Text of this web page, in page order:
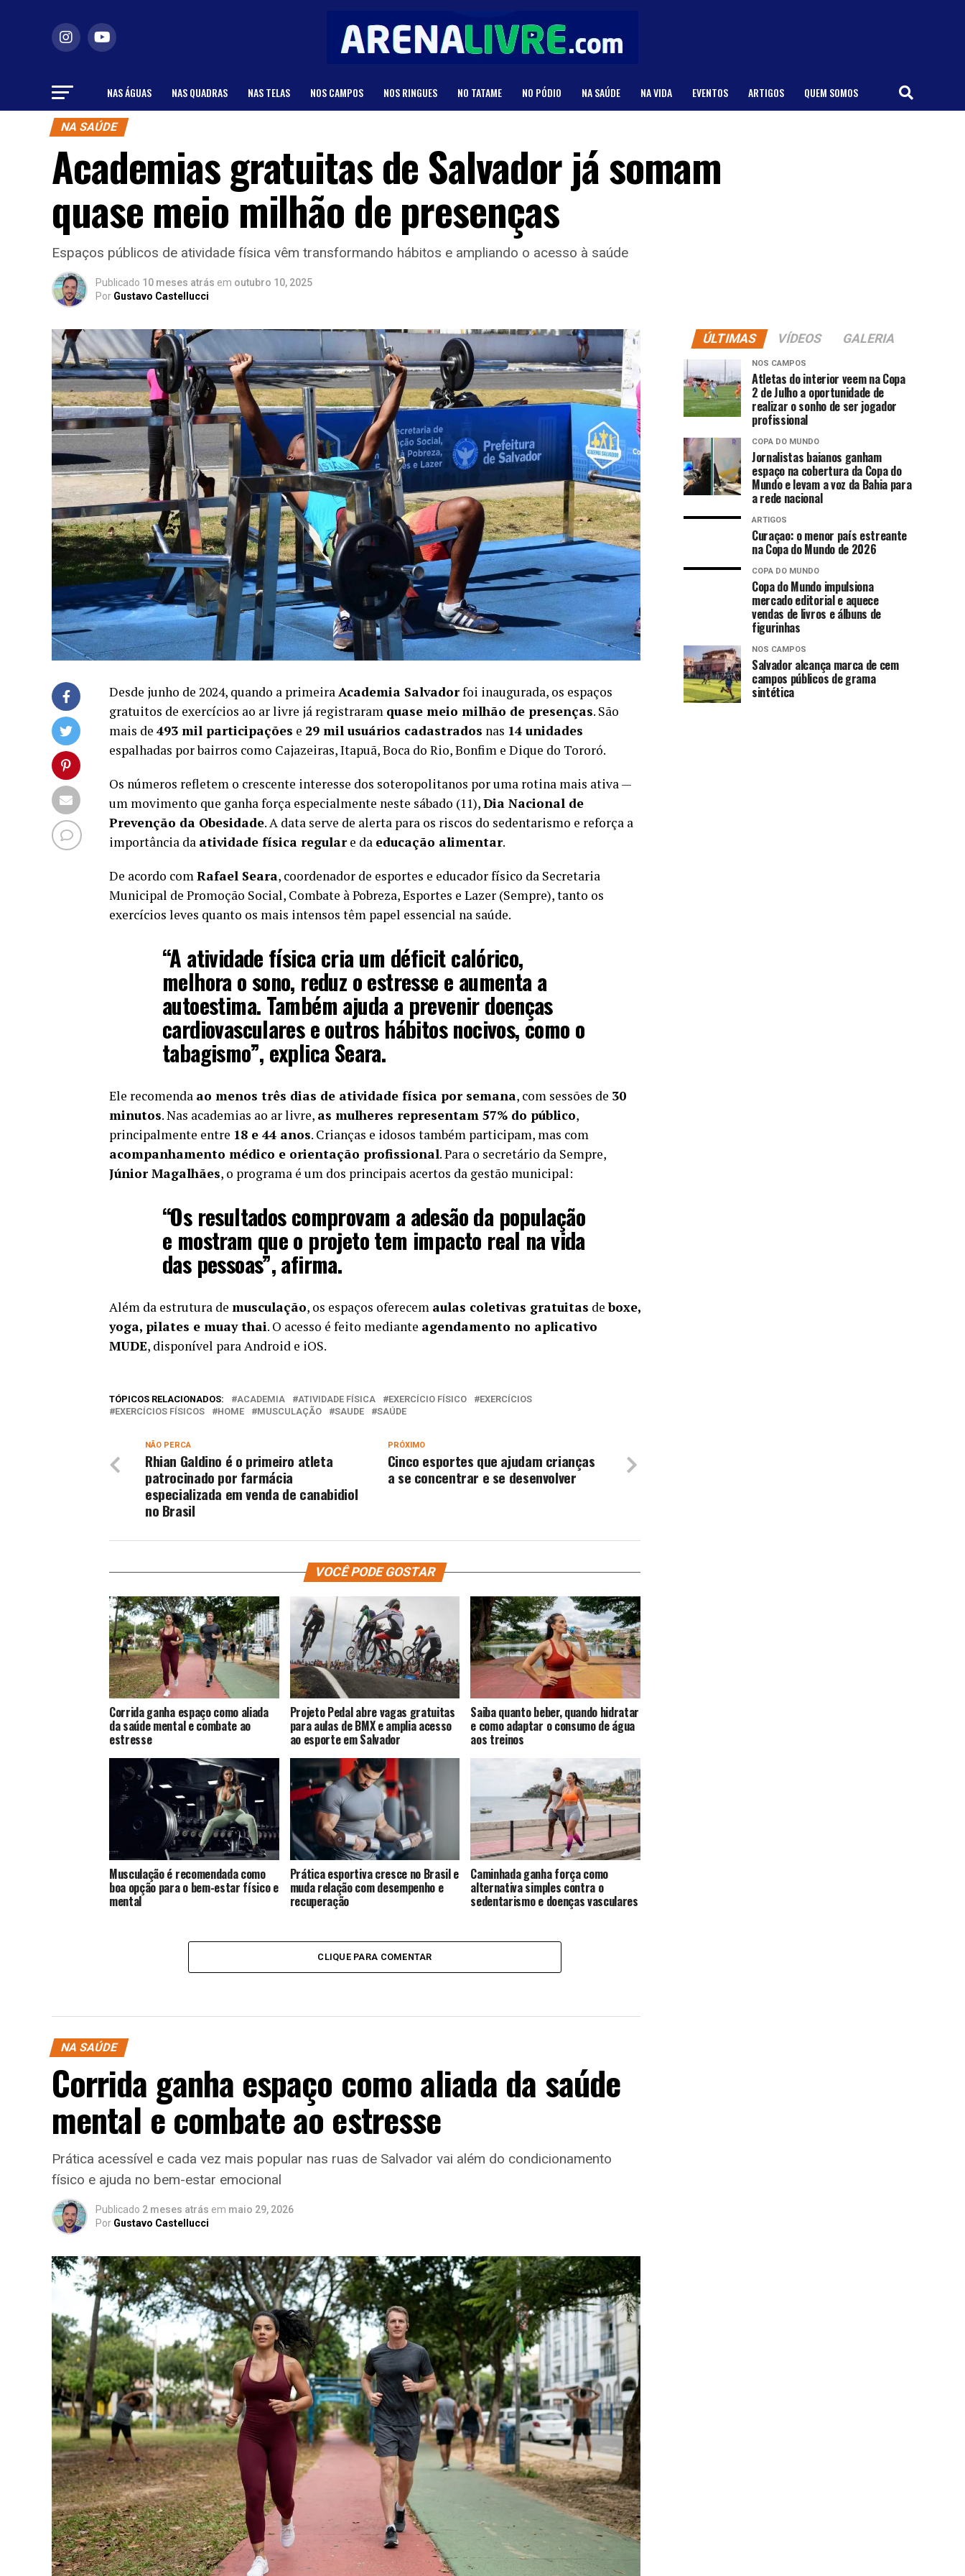
NAS ÁGUAS NAS QUADRAS NAS TELAS NOS CAMPOS NOS RINGUES NO TATAME NO PÓDIO NA SAÚDE NA VIDA EVENTOS ARTIGOS QUEM SOMOS
NA SAÚDE
Academias gratuitas de Salvador já somam
quase meio milhão de presenças
Espaços públicos de atividade física vêm transformando hábitos e ampliando o acesso à saúde
Publicado 10 meses atrás em outubro 10, 2025
Por Gustavo Castellucci
Desde junho de 2024, quando a primeiraAcademia Salvadorfoi inaugurada, os espaços
gratuitos de exercícios ao ar livre já registraram quase meio milhão de presenças. São
mais de 493 mil participações e 29 mil usuários cadastrados nas 14 unidades
espalhadas por bairros como Cajazeiras, Itapuã, Boca do Rio, Bonfim e Dique do Tororó.
Os números refletem o crescente interesse dos soteropolitanos por uma rotina mais ativa —
um movimento que ganha força especialmente neste sábado (11),Dia Nacional de
Prevenção da Obesidade. A data serve de alerta para os riscos do sedentarismo e reforça a
importância da atividade física regulare da educação alimentar.
De acordo comRafael Seara, coordenador de esportes e educador físico da Secretaria
Municipal de Promoção Social, Combate à Pobreza, Esportes e Lazer (Sempre), tanto os
exercícios leves quanto os mais intensos têm papel essencial na saúde.
“A atividade física cria um déficit calórico,
melhora o sono, reduz o estresse e aumenta a
autoestima. Também ajuda a prevenir doenças
cardiovasculares e outros hábitos nocivos, como o
tabagismo”, explica Seara.
Ele recomenda ao menos três dias de atividade física por semana, com sessões de 30
minutos. Nas academias ao ar livre, as mulheres representam 57% do público,
principalmente entre 18 e 44 anos. Crianças e idosos também participam, mas com
acompanhamento médico e orientação profissional. Para o secretário da Sempre,
Júnior Magalhães, o programa é um dos principais acertos da gestão municipal:
“Os resultados comprovam a adesão da população
e mostram que o projeto tem impacto real na vida
das pessoas”, afirma.
Além da estrutura de musculação, os espaços oferecem aulas coletivas gratuitas deboxe,
yoga, pilates e muay thai. O acesso é feito mediante agendamento no aplicativo
MUDE, disponível para Android e iOS.
TÓPICOS RELACIONADOS: ACADEMIA ATIVIDADE FÍSICA EXERCÍCIO FÍSICO
EXERCÍCIOS
EXERCÍCIOS FÍSICOS
HOME MUSCULAÇÃO SAUDE SAÚDE
PRÓXIMO
Cinco esportes que ajudam crianças
a se concentrar e se desenvolver
NÃO PERCA
Rhian Galdino é o primeiro atleta
patrocinado por farmácia
especializada em venda de canabidiol
no Brasil
VOCÊ PODE GOSTAR
Corrida ganha espaço como aliada
da saúde mental e combate ao
estresse
Projeto Pedal abre vagas gratuitas
para aulas de BMX e amplia acesso
ao esporte em Salvador
Saiba quanto beber, quando hidratar
e como adaptar o consumo de água
aos treinos
Musculação é recomendada como
boa opção para o bem-estar físico e
mental
Prática esportiva cresce no Brasil e
muda relação com desempenho e
recuperação
Caminhada ganha força como
alternativa simples contra o
sedentarismo e doenças vasculares
CLIQUE PARA COMENTAR
NA SAÚDE
Corrida ganha espaço como aliada da saúde
mental e combate ao estresse
Prática acessível e cada vez mais popular nas ruas de Salvador vai além do condicionamento
físico e ajuda no bem-estar emocional
Publicado 2 meses atrás em maio 29, 2026
Por Gustavo Castellucci
ÚLTIMAS VÍDEOS GALERIA
NOS CAMPOS
Atletas do interior veem na Copa
2 de Julho a oportunidade de
realizar o sonho de ser jogador
profissional
COPA DO MUNDO
Jornalistas baianos ganham
espaço na cobertura da Copa do
Mundo e levam a voz da Bahia para
a rede nacional
ARTIGOS
Curaçao: o menor país estreante
na Copa do Mundo de 2026
COPA DO MUNDO
Copa do Mundo impulsiona
mercado editorial e aquece
vendas de livros e álbuns de
figurinhas
NOS CAMPOS
Salvador alcança marca de cem
campos públicos de grama
sintética